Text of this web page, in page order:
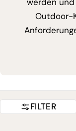
Outdoor-
FILTER